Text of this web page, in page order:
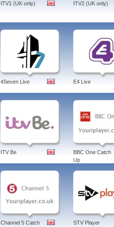
ITV1 (UK only) ITV2 (UK only)
4Seven Live E4 Live
ITV Be
BBC One Catch
Up
Channel 5 Catch
STV Player